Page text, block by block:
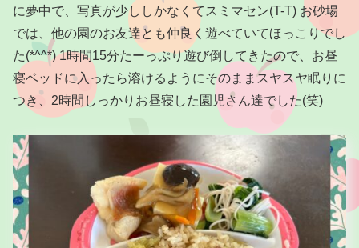
に夢中で、写真が少ししかなくてスミマセン(T-T) お砂場
では、他の園のお友達とも仲良く遊べていてほっこりでし
た(*^^*) 1時間15分たーっぷり遊び倒してきたので、お昼
寝ベッドに入ったら溶けるようにそのままスヤスヤ眠りに
つき、2時間しっかりお昼寝した園児さん達でした(笑)